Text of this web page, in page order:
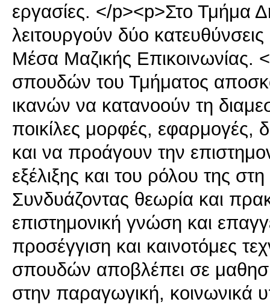
εργασίες. </p><p>Στο Τμήμα
λειτουργούν δύο
Μέσα Μαζικής
σπουδών του Τμήματος
ικανών να κατανοούν τη
ποικίλες μορφές, εφαρμογές,
και να προάγουν την
εξέλιξης και του ρόλου της
Συνδυάζοντας θεωρία και
επιστημονική γνώση και
προσέγγιση και καινοτόμες
σπουδών αποβλέπει σε
στην παραγωγική, κοινωνικά